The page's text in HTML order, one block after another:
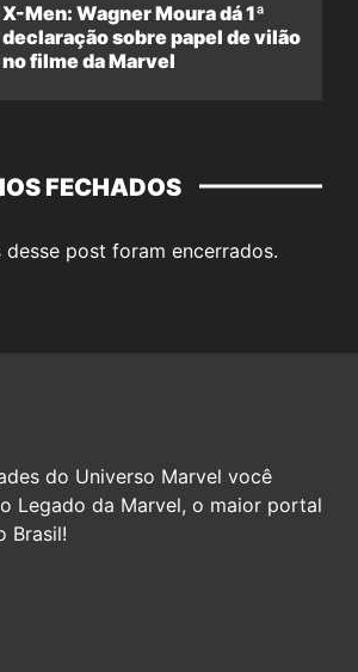
X-Men: Wagner Moura dá 1ª
declaração sobre papel de vilão
no filme da Marvel
FECHADOS
desse post foram encerrados.
do Universo Marvel você
Legado da Marvel, o maior portal
Brasil!